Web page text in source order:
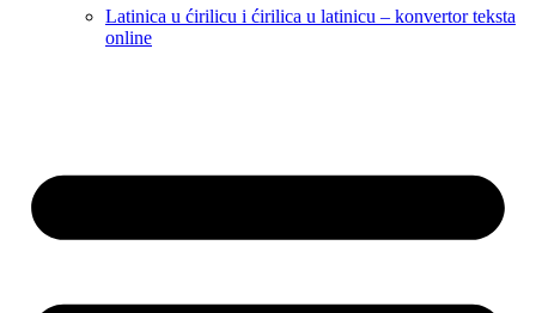
Latinica u ćirilicu i ćirilica u latinicu – konvertor teksta
online